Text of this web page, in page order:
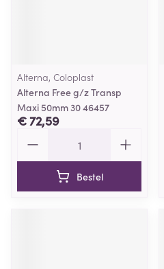
Alterna, Coloplast
Alterna Free g/z Transp
Maxi 50mm 30 46457
€ 72,59
Bestel